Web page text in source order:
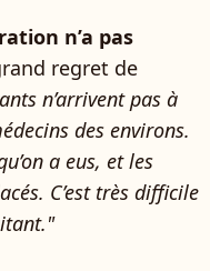
n’a pas
regret de
n’arrivent pas à
des environs.
a eus, et les
C’est très difficile